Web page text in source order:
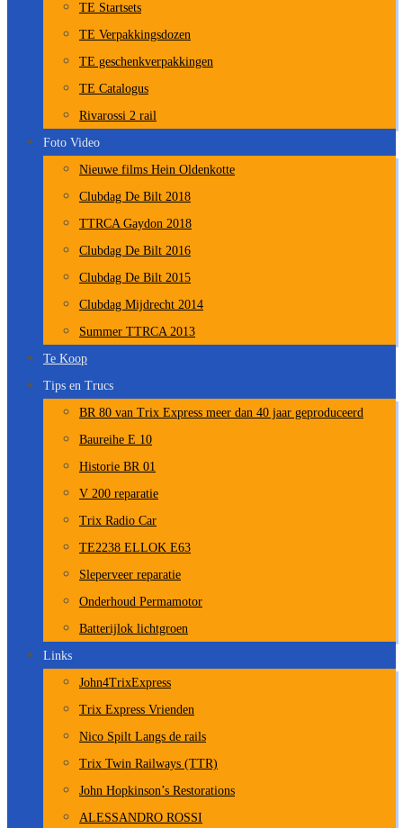
TE Startsets
TE Verpakkingsdozen
TE geschenkverpakkingen
TE Catalogus
Rivarossi 2 rail
Foto Video
Nieuwe films Hein Oldenkotte
Clubdag De Bilt 2018
TTRCA Gaydon 2018
Clubdag De Bilt 2016
Clubdag De Bilt 2015
Clubdag Mijdrecht 2014
Summer TTRCA 2013
Te Koop
Tips en Trucs
BR 80 van Trix Express meer dan 40 jaar geproduceerd
Baureihe E 10
Historie BR 01
V 200 reparatie
Trix Radio Car
TE2238 ELLOK E63
Sleperveer reparatie
Onderhoud Permamotor
Batterijlok lichtgroen
Links
John4TrixExpress
Trix Express Vrienden
Nico Spilt Langs de rails
Trix Twin Railways (TTR)
John Hopkinson’s Restorations
ALESSANDRO ROSSI